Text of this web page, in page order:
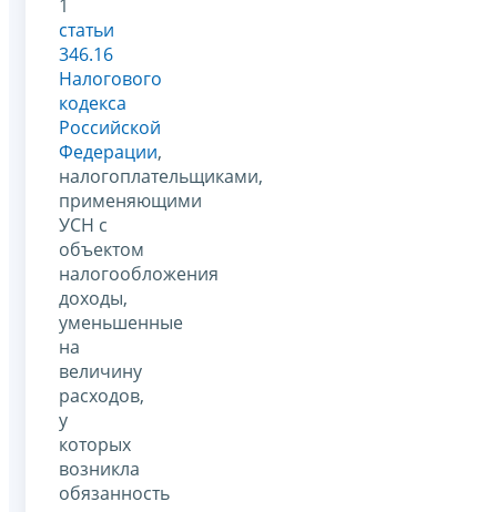
1
статьи
346.16
Налогового
кодекса
Российской
Федерации,
налогоплательщиками,
применяющими
УСН с
объектом
налогообложения
доходы,
уменьшенные
на
величину
расходов,
у
которых
возникла
обязанность